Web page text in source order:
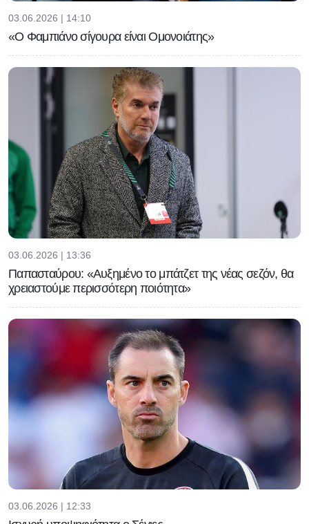
03.06.2026 | 14:10
«Ο Φαμπιάνο σίγουρα είναι Ομονοιάτης»
03.06.2026 | 13:36
Παπασταύρου: «Αυξημένο το μπάτζετ της νέας σεζόν, θα
χρειαστούμε περισσότερη ποιότητα»
03.06.2026 | 12:33